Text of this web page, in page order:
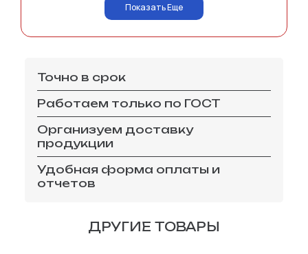
Показать Еще
Точно в срок
Работаем только по ГОСТ
Организуем доставку
продукции
Удобная форма оплаты и
отчетов
ДРУГИЕ ТОВАРЫ